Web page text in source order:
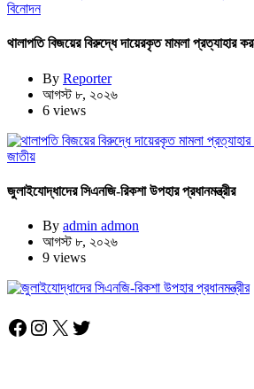
বিনোদন
থালাপতি বিজয়ের বিরুদ্ধে দায়েরকৃত মামলা প্রত্যাহার
By Reporter
আগস্ট ৮, ২০২৬
6 views
জাতীয়
জুলাইযোদ্ধাদের সিএনজি-রিকশা উপহার প্রধানমন্ত্রীর
By admin admon
আগস্ট ৮, ২০২৬
9 views
Facebook
Instagram
X Twitter